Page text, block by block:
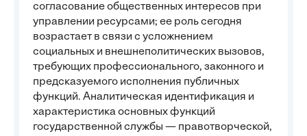
согласование общественных интересов при
управлении ресурсами; ее роль сегодня
возрастает в связи с усложнением
социальных и внешнеполитических вызовов,
требующих профессионального, законного и
предсказуемого исполнения публичных
функций. Аналитическая идентификация и
характеристика основных функций
государственной службы — правотворческой,